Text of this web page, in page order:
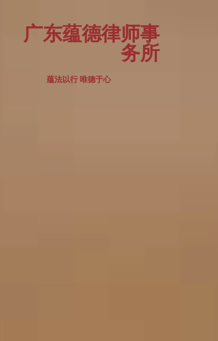
广东蕴德律师事
务所
蕴法以行 唯德于心